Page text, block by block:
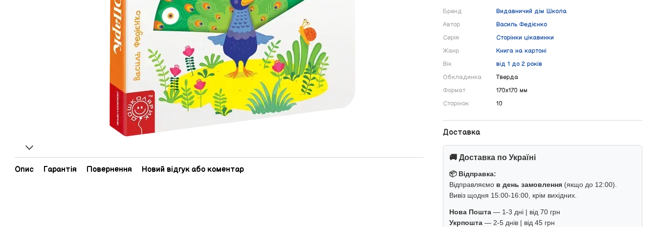
Опис Гарантія Повернення Новий відгук або коментар
Бренд
Видавничий дім Школа
Автор
Василь Федієнко
Серія
Сторінки цікавинки
Жанр
Книга на картоні
Вік
від 1 до 2 років
Обкладинка
Тверда
Формат
170х170 мм
Сторінок
10
Доставка
🚚 Доставка по Україні
📦 Відправка:
Відправляємо в день замовлення (якщо до 12:00).
Вивіз щодня 15:00-16:00, крім вихідних.
Нова Пошта — 1-3 дні | від 70 грн
Укрпошта — 2-5 днів | від 45 грн